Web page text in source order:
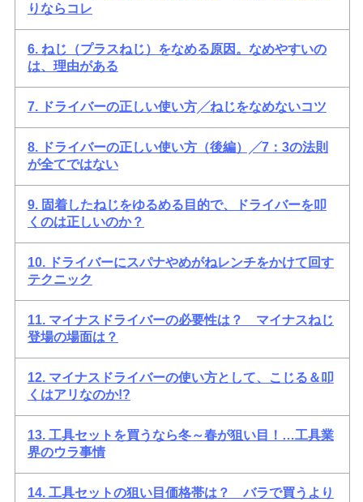
りならコレ
6. ねじ（プラスねじ）をなめる原因。なめやすいの
は、理由がある
7. ドライバーの正しい使い方╱ねじをなめないコツ
8. ドライバーの正しい使い方（後編）╱7：3の法則
が全てではない
9. 固着したねじをゆるめる目的で、ドライバーを叩
くのは正しいのか？
10. ドライバーにスパナやめがねレンチをかけて回す
テクニック
11. マイナスドライバーの必要性は？ マイナスねじ
登場の場面は？
12. マイナスドライバーの使い方として、こじる＆叩
くはアリなのか!?
13. 工具セットを買うなら冬～春が狙い目！…工具業
界のウラ事情
14. 工具セットの狙い目価格帯は？ バラで買うより